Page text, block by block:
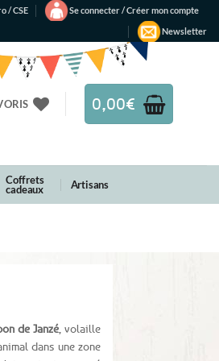
/ CSE
Se connecter / Créer mon compte
Newsletter
0,00€
Coffrets
cadeaux Artisans
de Janzé , volaille
dans une zone